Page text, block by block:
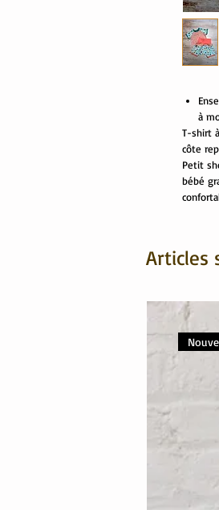
à
T-shirt
côte
Petit
bébé
Articles